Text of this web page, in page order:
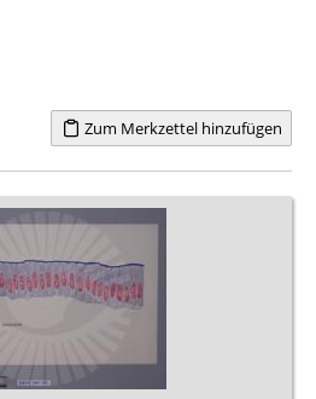
Zum Merkzettel hinzufügen